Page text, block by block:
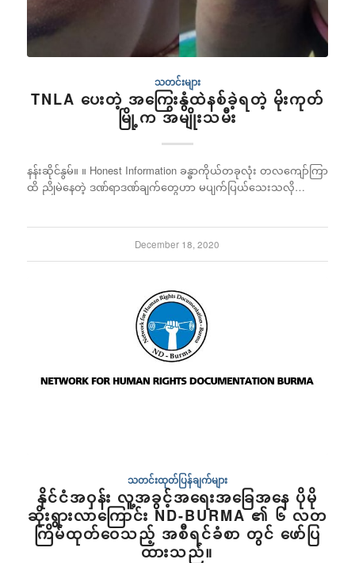
သတင်းများ
TNLA ပေးတဲ့ အကြွေးနွံထဲနစ်ခဲ့ရတဲ့ မိုးကုတ်
မြို့က အမျိုးသမီး
နန်းဆိုင်နွမ်။ ။ Honest Information ခန္ဓာကိုယ်တခုလုံး တလကျော်ကြာ
ထိ ညိုမဲနေတဲ့ ဒဏ်ရာဒဏ်ချက်တွေဟာ မပျက်ပြယ်သေးသလို…
December 18, 2020
သတင်းထုတ်ပြန်ချက်များ
နိုင်ငံအဝှန်း လူ့အခွင့်အရေးအခြေအနေ ပိုမို
ဆိုးရွားလာကြောင်း ND-BURMA ၏ ၆ လတ
ကြိမ်ထုတ်ဝေသည့် အစီရင်ခံစာ တွင် ဖော်ပြ
ထားသည်။